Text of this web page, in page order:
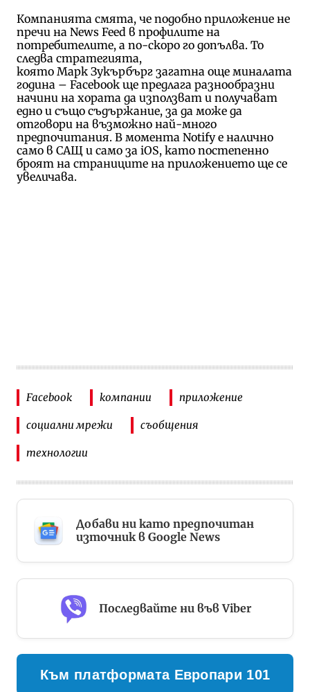
Компанията смята, че подобно приложение не
пречи на News Feed в профилите на
потребителите, а по-скоро го допълва. То
следва стратегията,
която Марк Зукърбъргзагатна още миналата
година – Facebook ще предлага разнообразни
начини на хората да използват и получават
едно и също съдържание, за да може да
отговори на възможно най-много
предпочитания. В момента Notify е налично
само в САЩ и само за iOS, като постепенно
броят на страниците на приложението ще се
увеличава.
Facebook компании приложение
социални мрежи съобщения
технологии
Добави ни като предпочитан
източник в Google News
Последвайте ни във Viber
Към платформата Европари 101